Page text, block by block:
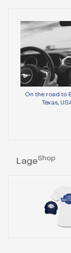
On the road to
Texas,
LageShop